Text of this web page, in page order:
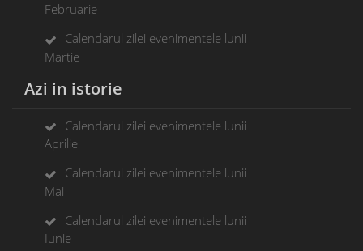
Februarie
Calendarul zilei evenimentele lunii
Martie
Azi in istorie
Calendarul zilei evenimentele lunii
Aprilie
Calendarul zilei evenimentele lunii
Mai
Calendarul zilei evenimentele lunii
Iunie